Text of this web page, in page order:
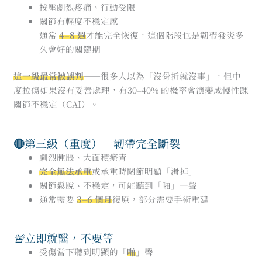
按壓劇烈疼痛、行動受限
關節有輕度不穩定感
通常 4–8 週才能完全恢復，這個階段也是韌帶發炎多
久會好的關鍵期
這一級最常被誤判——很多人以為「沒骨折就沒事」，但中
度拉傷如果沒有妥善處理，有30–40% 的機率會演變成慢性踝
關節不穩定（CAI）。
🔴第三級（重度）｜韌帶完全斷裂
劇烈腫脹、大面積瘀青
完全無法承重或承重時關節明顯「滑掉」
關節鬆脫、不穩定，可能聽到「啪」一聲
通常需要 3–6 個月復原，部分需要手術重建
🚨立即就醫，不要等
受傷當下聽到明顯的「啪」聲